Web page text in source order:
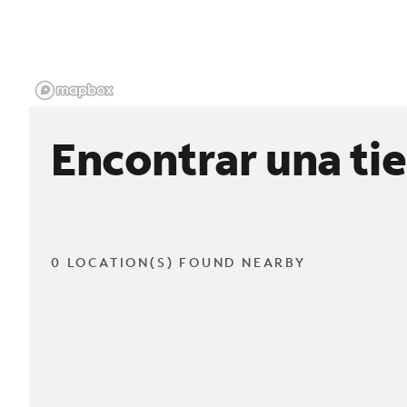
Encontrar una
0 LOCATION(S) FOUND NEARBY